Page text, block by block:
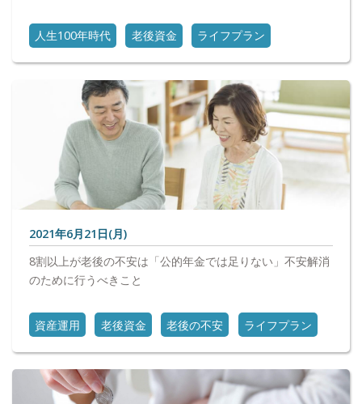
人生100年時代 老後資金 ライフプラン
2021年6月21日(月)
8割以上が老後の不安は「公的年金では足りない」不安解消
のために行うべきこと
資産運用 老後資金 老後の不安 ライフプラン